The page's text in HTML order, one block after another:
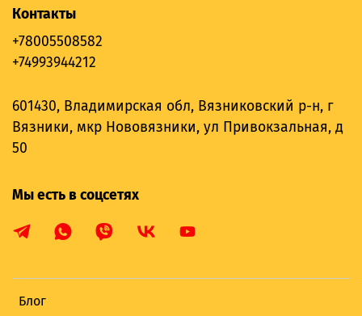
Блог
Контакты
+78005508582
+74993944212
601430, Владимирская обл, Вязниковский р-н, г
Вязники, мкр Нововязники, ул Привокзальная, д
50
Мы есть в соцсетях